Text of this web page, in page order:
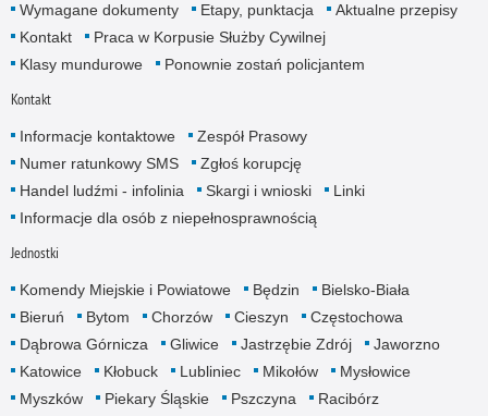
Wymagane dokumenty
Etapy, punktacja
Aktualne przepisy
Kontakt
Praca w Korpusie Służby Cywilnej
Klasy mundurowe
Ponownie zostań policjantem
Kontakt
Informacje kontaktowe
Zespół Prasowy
Numer ratunkowy SMS
Zgłoś korupcję
Handel ludźmi - infolinia
Skargi i wnioski
Linki
Informacje dla osób z niepełnosprawnością
Jednostki
Komendy Miejskie i Powiatowe Będzin
Bielsko-Biała
Bieruń
Bytom Chorzów Cieszyn
Częstochowa
Dąbrowa Górnicza
Gliwice Jastrzębie Zdrój
Jaworzno
Katowice
Kłobuck Lubliniec Mikołów
Mysłowice
Myszków
Piekary Śląskie Pszczyna
Racibórz